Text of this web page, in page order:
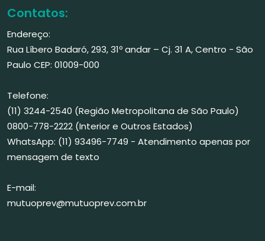
Contatos:
Endereço:
Rua Líbero Badaró, 293, 31º andar – Cj. 31 A, Centro - São
Paulo CEP: 01009-000
Telefone:
(11) 3244-2540 (Região Metropolitana de São Paulo)
0800-778-2222 (Interior e Outros Estados)
WhatsApp: (11) 93496-7749 - Atendimento apenas por
mensagem de texto
E-mail:
mutuoprev@mutuoprev.com.br